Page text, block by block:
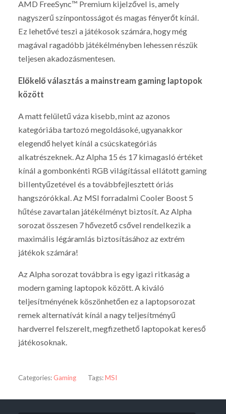
AMD FreeSync™ Premium kijelzővel is, amely
nagyszerű színpontosságot és magas fényerőt kínál.
Ez lehetővé teszi a játékosok számára, hogy még
magával ragadóbb játékélményben lehessen részük
teljesen akadozásmentesen.
Előkelő választás a mainstream gaming laptopok
között
A matt felületű váza kisebb, mint az azonos
kategóriába tartozó megoldásoké, ugyanakkor
elegendő helyet kínál a csúcskategóriás
alkatrészeknek. Az Alpha 15 és 17 kimagasló értéket
kínál a gombonkénti RGB világítással ellátott gaming
billentyűzetével és a továbbfejlesztett óriás
hangszórókkal. Az MSI forradalmi Cooler Boost 5
hűtése zavartalan játékélményt biztosít. Az Alpha
sorozat összesen 7 hővezető csővel rendelkezik a
maximális légáramlás biztosításához az extrém
játékok számára!
Az Alpha sorozat továbbra is egy igazi ritkaság a
modern gaming laptopok között. A kiváló
teljesítményének köszönhetően ez a laptopsorozat
remek alternatívát kínál a nagy teljesítményű
hardverrel felszerelt, megfizethető laptopokat kereső
játékosoknak.
Categories:Gaming Tags:MSI